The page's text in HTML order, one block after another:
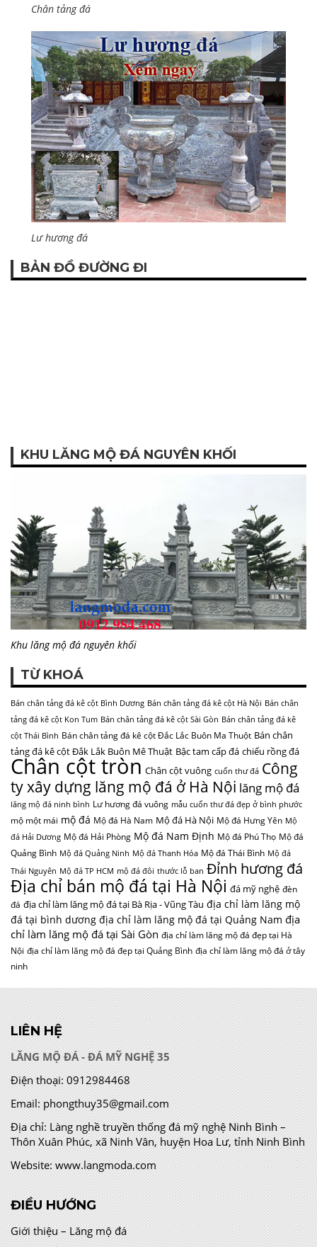
Chân tảng đá
Lư hương đá
BẢN ĐỒ ĐƯỜNG ĐI
KHU LĂNG MỘ ĐÁ NGUYÊN KHỐI
Khu lăng mộ đá nguyên khối
TỪ KHOÁ
Bán chân tảng đá kê cột Bình Dương Bán chân tảng đá kê cột Hà Nội Bán chân
tảng đá kê cột Kon Tum Bán chân tảng đá kê cột Sài Gòn Bán chân tảng đá kê
cột Thái Bình Bán chân tảng đá kê cột Đắc Lắc Buôn Ma Thuột Bán chân
tảng đá kê cột Đắk Lắk Buôn Mê Thuật Bậc tam cấp đá chiếu rồng đá
Chân cột tròn Chân cột vuông cuốn thư đá Công
ty xây dựng lăng mộ đá ở Hà Nội lăng mộ đá
lăng mộ đá ninh bình Lư hương đá vuông mẫu cuốn thư đá đẹp ở bình phước
mộ một mái mộ đá Mộ đá Hà Nam Mộ đá Hà Nội Mộ đá Hưng Yên Mộ
đá Hải Dương Mộ đá Hải Phòng Mộ đá Nam Định Mộ đá Phú Thọ Mộ đá
Quảng Bình Mộ đá Quảng Ninh Mộ đá Thanh Hóa Mộ đá Thái Bình Mộ đá
Thái Nguyên Mộ đá TP HCM mộ đá đôi thước lỗ ban Đỉnh hương đá
Địa chỉ bán mộ đá tại Hà Nội đá mỹ nghệ đèn
đá địa chỉ làm lăng mộ đá tại Bà Rịa - Vũng Tàu địa chỉ làm lăng mộ
đá tại bình dương địa chỉ làm lăng mộ đá tại Quảng Nam địa
chỉ làm lăng mộ đá tại Sài Gòn địa chỉ làm lăng mộ đá đẹp tại Hà
Nội địa chỉ làm lăng mộ đá đẹp tại Quảng Bình địa chỉ làm lăng mộ đá ở tây
ninh
LIÊN HỆ
LĂNG MỘ ĐÁ - ĐÁ MỸ NGHỆ 35
Điện thoại: 0912984468
Email: phongthuy35@gmail.com
Địa chỉ:Làng nghề truyền thống đá mỹ nghệ Ninh Bình –
Thôn Xuân Phúc, xã Ninh Vân, huyện Hoa Lư, tỉnh Ninh Bình
Website: www.langmoda.com
ĐIỀU HƯỚNG
Giới thiệu – Lăng mộ đá